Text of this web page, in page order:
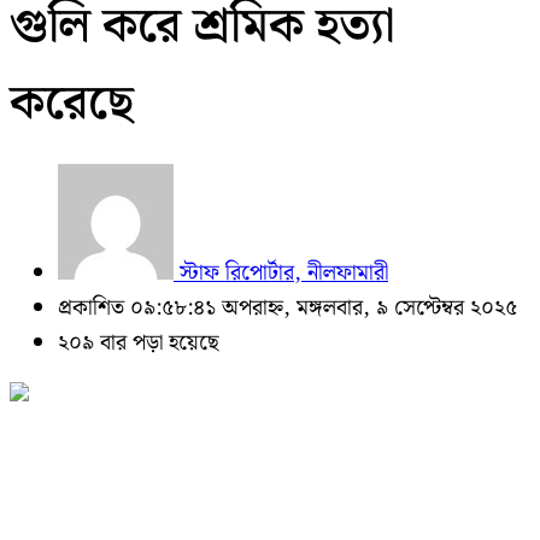
গুলি করে শ্রমিক হত্যা
করেছে
স্টাফ রিপোর্টার, নীলফামারী
প্রকাশিত ০৯:৫৮:৪১ অপরাহ্ন, মঙ্গলবার, ৯ সেপ্টেম্বর ২০২৫
২০৯ বার পড়া হয়েছে